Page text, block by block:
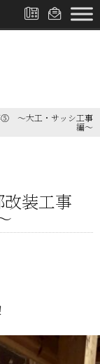
⑤ ～大工・サッシ工事
編～
装工事